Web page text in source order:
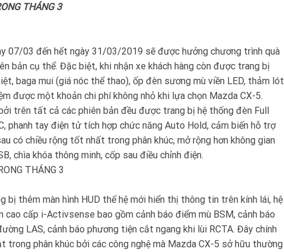
07/03 đến hết ngày 31/03/2019 sẽ được hưởng chương trình quà
bản cụ thể. Đặc biệt, khi nhận xe khách hàng còn được trang bị
baga mui (giá nóc thể thao), ốp đèn sương mù viền LED, thảm lót
được một khoản chi phí không nhỏ khi lựa chọn Mazda CX-5.
trên tất cả các phiên bản đều được trang bị hệ thống đèn Full
phanh tay điện tử tích hợp chức năng Auto Hold, cảm biến hỗ trợ
có chiều rộng tốt nhất trong phân khúc, mở rộng hơn không gian
chìa khóa thông minh, cốp sau điều chỉnh điện.
thêm màn hình HUD thế hệ mới hiển thị thông tin trên kính lái, hệ
cấp i-Activsense bao gồm cảnh báo điểm mù BSM, cảnh báo
LAS, cảnh báo phương tiện cắt ngang khi lùi RCTA. Đây chính
phân khúc bởi các công nghệ mà Mazda CX-5 sở hữu thường